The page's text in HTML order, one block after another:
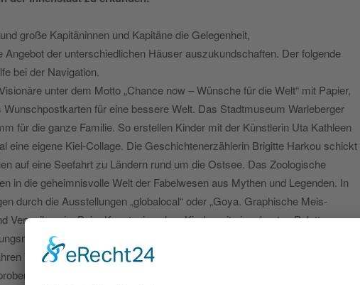
große Kapitäninnen und Kapitäne die Gelegenheit,
Angebot der unterschiedlichen Häuser auszukundschaften. Der folgende
bei der Navigation.
unter dem Motto „Chance now – Wünsche für die Welt“ mit Papier,
für eine bessere Welt. Das Stadtmuseum Warleberger
für die ganze Familie. So erstellen Kinder mit der Künstlerin Uta Kathleen
eine eigene Kiel-Collage. Die Geschichtenerzählerin Brigitte Harkou schickt
auf eine Seefahrt zu Ländern rund um die Ostsee. Das Zoologische
in die geheimnisvolle Welt der Fabelwesen aus Mythen und Legenden. In
durch die Ausstellungen „globalocal“ oder „Goya. Graphische Meis-
Verweilen ein. Beim Kunstquiz gehen Kinder mit einer bunten Palette
durchs Museum.
interessierte Feinschmecker viel über die Ess- und Trinkgewohnheiten
machen daraus ein Erlebnis für alle Sinne. Feucht-fröhlicher Spaß